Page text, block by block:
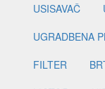
USISAVAČ
UGRADBENA
FILTER